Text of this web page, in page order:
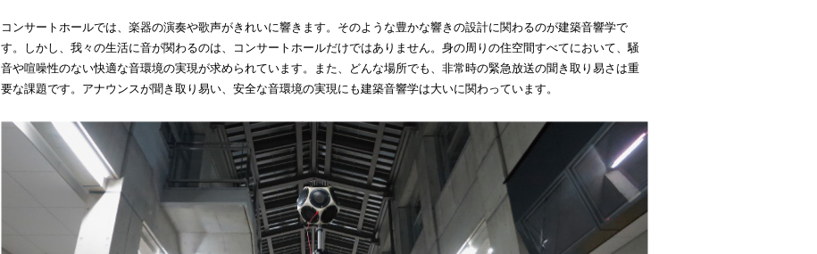
コンサートホールでは、楽器の演奏や歌声がきれいに響きます。そのような豊かな響きの設計に関わるのが建築音響学で
す。しかし、我々の生活に音が関わるのは、コンサートホールだけではありません。身の周りの住空間すべてにおいて、騒
音や喧噪性のない快適な音環境の実現が求められています。また、どんな場所でも、非常時の緊急放送の聞き取り易さは重
要な課題です。アナウンスが聞き取り易い、安全な音環境の実現にも建築音響学は大いに関わっています。